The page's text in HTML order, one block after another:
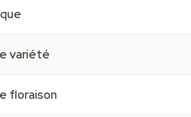
variété
floraison